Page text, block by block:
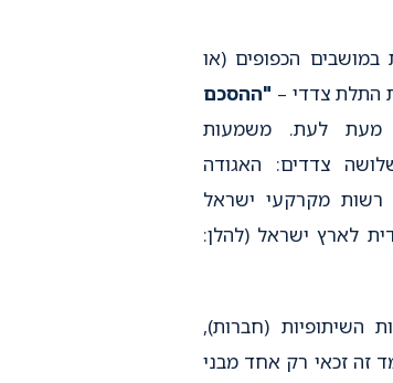
במושבים הכפופים (או
התלת צדדי – "ההסכם
מעת לעת. משמעות
צדדים: האגודה
רשות מקרקעי ישראל
לארץ ישראל (להלן:
השיתופיות (חברות),
כי למעמד זה זכאי רק אחד מבני